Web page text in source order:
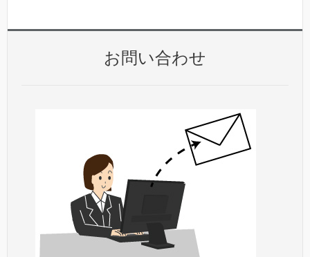
お問い合わせ